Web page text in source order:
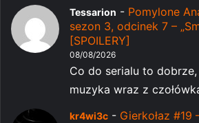
Tessarion - Pomylone
sezon 3, odcinek 7 –
[SPOILERY]
08/08/2026
Co do serialu to
muzyka wraz z
kr4wi3c - Gierkołaz #19